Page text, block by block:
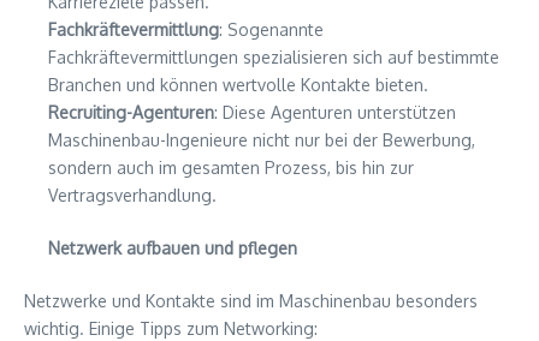
Fachkräftevermittlung: Sogenannte
Fachkräftevermittlungen spezialisieren sich auf bestimmte
Branchen und können wertvolle Kontakte bieten.
Recruiting-Agenturen: Diese Agenturen unterstützen
Maschinenbau-Ingenieure nicht nur bei der Bewerbung,
sondern auch im gesamten Prozess, bis hin zur
Vertragsverhandlung.
Netzwerk aufbauen und pflegen
Netzwerke und Kontakte sind im Maschinenbau besonders
wichtig. Einige Tipps zum Networking: